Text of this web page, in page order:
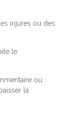
injures ou des
le
ou
la